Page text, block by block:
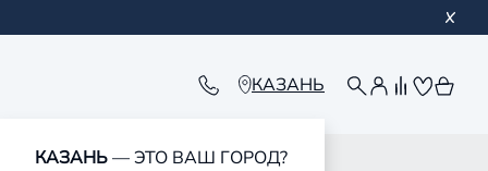
КАЗАНЬ
КАЗАНЬ— ЭТО ВАШ ГОРОД?